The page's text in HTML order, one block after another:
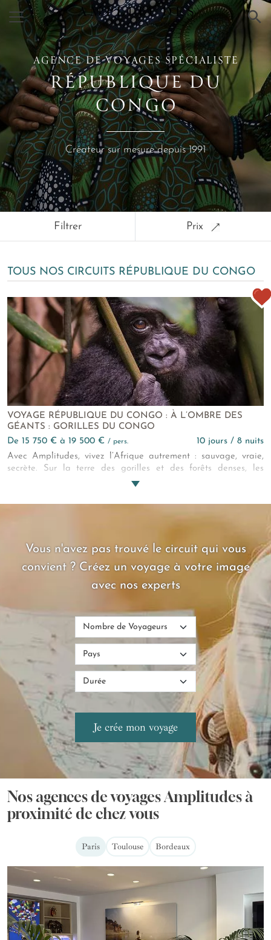
×
AGENCE DE VOYAGES SPÉCIALISTE
RÉPUBLIQUE DU
CONGO
Créateur sur mesure depuis 1991
Filtrer Prix
TOUS NOS CIRCUITS RÉPUBLIQUE DU CONGO
VOYAGE RÉPUBLIQUE DU CONGO : À L’OMBRE DES
GÉANTS : GORILLES DU CONGO
de 15 750 € à 19 500 € / pers.
10 jours / 8 nuits
Avec Amplitudes, vivez l’Afrique autrement : sauvage, vraie,
secrète. Sur la terre des gorilles et des forêts denses, les
safaris prennent une toute autre tournure. Tels des rois discrets
Cap sur la République du Congo !
Vous n'avez pas trouvé le circuit qui vous
convient ? Créez un voyage à votre image
avec nos experts
Nos agences de voyages Amplitudes à
proximité de chez vous
Paris Toulouse Bordeaux